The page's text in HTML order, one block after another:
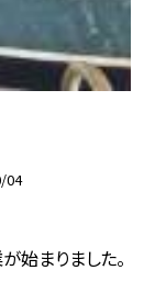
04
始まりました。